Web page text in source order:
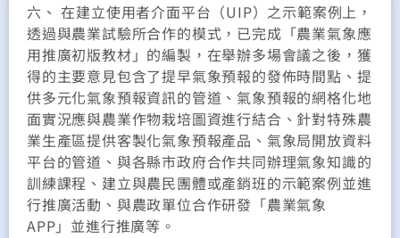
六、 在建立使用者介面平台（UIP）之示範案例上，
透過與農業試驗所合作的模式，已完成「農業氣象應
用推廣初版教材」的編製，在舉辦多場會議之後，獲
得的主要意見包含了提早氣象預報的發佈時間點、提
供多元化氣象預報資訊的管道、氣象預報的網格化地
面實況應與農業作物栽培圖資進行結合、針對特殊農
業生產區提供客製化氣象預報產品、氣象局開放資料
平台的管道、與各縣市政府合作共同辦理氣象知識的
訓練課程、建立與農民團體或產銷班的示範案例並進
行推廣活動、與農政單位合作研發「農業氣象
APP」並進行推廣等。